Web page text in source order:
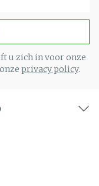
u zich in voor onze
privacy policy.